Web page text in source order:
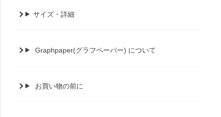
サイズ・詳細
Graphpaper(グラフペーパー) について
お買い物の前に